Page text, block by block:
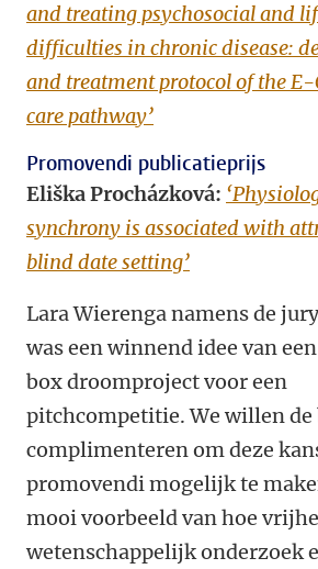
and treating psychosocial and
difficulties in chronic disease:
and treatment protocol of the E-
care pathway’
Promovendi publicatieprijs
Eliška Procházková:
synchrony is associated with
blind date setting’
Lara Wierenga namens de
was een winnend idee van
box droomproject voor een
pitchcompetitie. We willen de
complimenteren om deze
promovendi mogelijk te
mooi voorbeeld van hoe
wetenschappelijk onderzoek